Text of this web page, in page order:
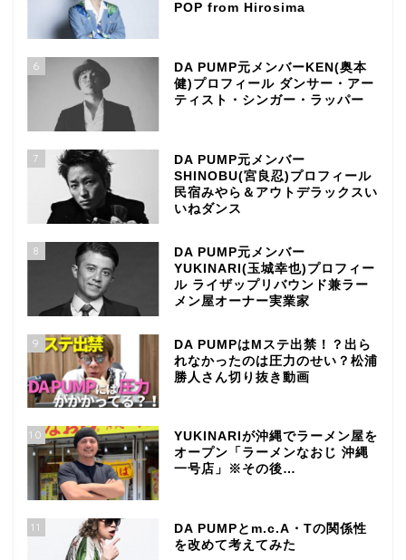
POP from Hirosima
6
DA PUMP元メンバーKEN(奥本
健)プロフィール ダンサー・アー
ティスト・シンガー・ラッパー
7
DA PUMP元メンバー
SHINOBU(宮良忍)プロフィール
民宿みやら＆アウトデラックスい
いねダンス
8
DA PUMP元メンバー
YUKINARI(玉城幸也)プロフィー
ル ライザップリバウンド兼ラー
メン屋オーナー実業家
9
DA PUMPはMステ出禁！？出ら
れなかったのは圧力のせい？松浦
勝人さん切り抜き動画
10
YUKINARIが沖縄でラーメン屋を
オープン「ラーメンなおじ 沖縄
一号店」※その後…
11
DA PUMPとm.c.A・Tの関係性
を改めて考えてみた